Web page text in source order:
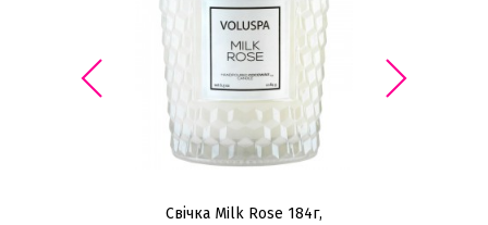
Свічка Milk Rose 184г,